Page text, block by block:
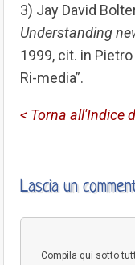
3) Jay David
Understanding
1999, cit. in
Ri-media”.
< Torna all'Indice
Lascia un
Compila qui sotto